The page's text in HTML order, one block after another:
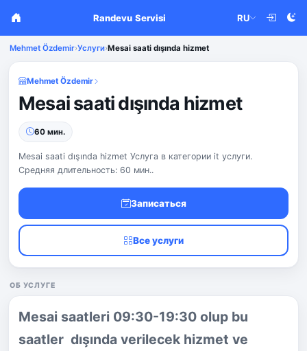
Randevu Servisi RU
Mehmet Özdemir›Услуги›Mesai saati dışında hizmet
Mehmet Özdemir
Mesai saati dışında hizmet
60 мин.
Mesai saati dışında hizmet Услуга в категории it услуги.
Средняя длительность: 60 мин..
Записаться
Все услуги
ОБ УСЛУГЕ
Mesai saatleri 09:30-19:30 olup bu
saatler dışında verilecek hizmet ve